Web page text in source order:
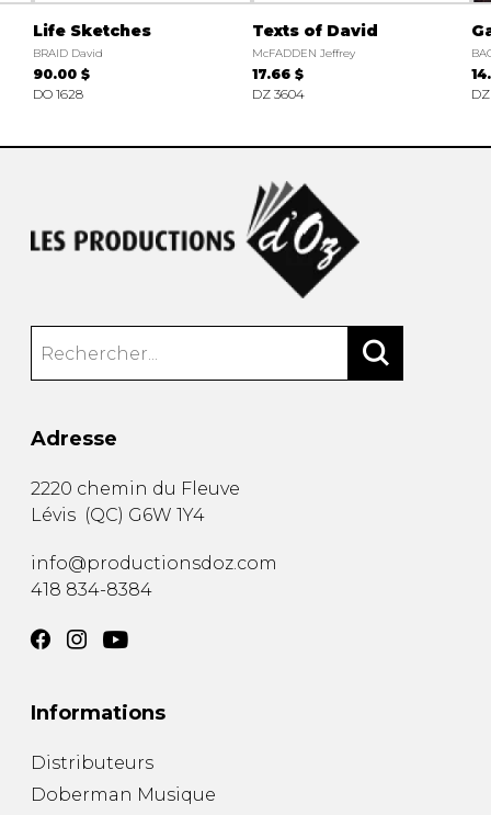
Life Sketches
BRAID David
90.00 $
DO 1628
Texts of David
McFADDEN Jeffrey
17.66 $
DZ 3604
Adresse
2220 chemin du Fleuve
Lévis (QC) G6W 1Y4
info@productionsdoz.com
418 834-8384
Informations
Distributeurs
Doberman Musique